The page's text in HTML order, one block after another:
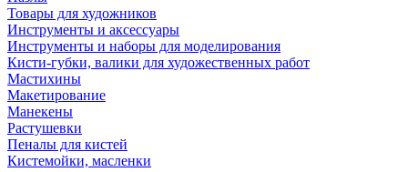
Товары для художников
Инструменты и аксессуары
Инструменты и наборы для моделирования
Кисти-губки, валики для художественных работ
Мастихины
Макетирование
Манекены
Растушевки
Пеналы для кистей
Кистемойки, масленки